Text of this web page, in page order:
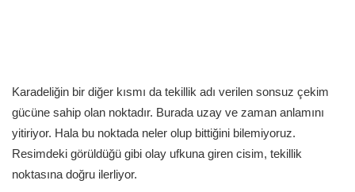
Karadeliğin bir diğer kısmı da tekillik adı verilen sonsuz çekim
gücüne sahip olan noktadır. Burada uzay ve zaman anlamını
yitiriyor. Hala bu noktada neler olup bittiğini bilemiyoruz.
Resimdeki görüldüğü gibi olay ufkuna giren cisim, tekillik
noktasına doğru ilerliyor.